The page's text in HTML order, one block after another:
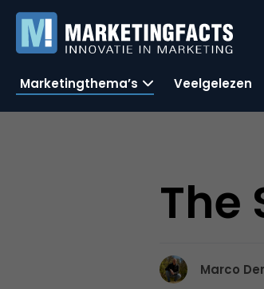
Marketingthema’s Veelgelezen
The
Marco